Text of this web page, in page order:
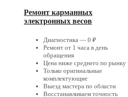
Ремонт карманных
электронных весов
Диагностика — 0 ₽
Ремонт от 1 часа в день
обращения
Цена ниже среднего по рынку
Только оригинальные
комплектующие
Выезд мастера по области
Восстанавливаем точность